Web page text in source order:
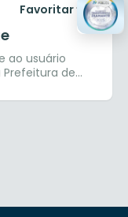
Favoritar
ao usuário
Prefeitura de